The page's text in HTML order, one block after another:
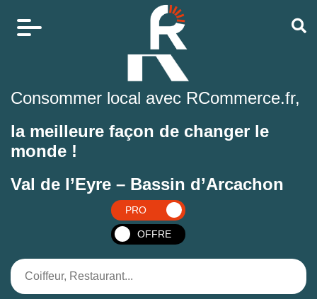
Consommer local avec RCommerce.fr,
la meilleure façon de changer le
monde !
Val de l’Eyre – Bassin d’Arcachon
PRO
OFFRE